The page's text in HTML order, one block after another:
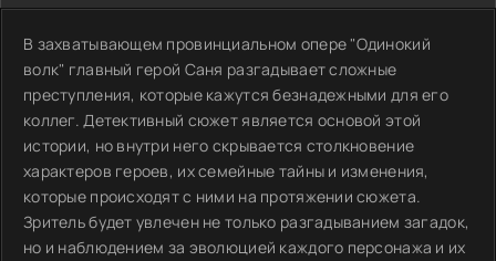
В захватывающем провинциальном опере "Одинокий
волк" главный герой Саня разгадывает сложные
преступления, которые кажутся безнадежными для его
коллег. Детективный сюжет является основой этой
истории, но внутри него скрывается столкновение
характеров героев, их семейные тайны и изменения,
которые происходят с ними на протяжении сюжета.
Зритель будет увлечен не только разгадыванием загадок,
но и наблюдением за эволюцией каждого персонажа и их